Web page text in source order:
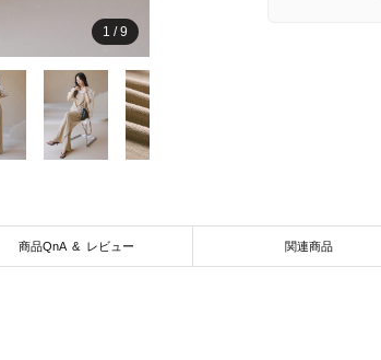
1 /9
商品QnA & レビュー 関連商品